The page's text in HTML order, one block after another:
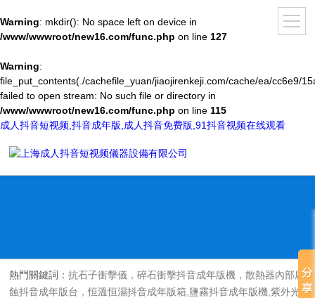
Warning: mkdir(): No space left on device in
/www/wwwroot/new16.com/func.php on line 127
Warning:
file_put_contents(./cachefile_yuan/jiaojirenkeji.com/cache/ea/cc6e9/
failed to open stream: No such file or directory in
/www/wwwroot/new16.com/func.php on line 115
成人抖音短视频,抖音成年版,成人抖音免费版,91抖音视频在线观看
熱門關鍵詞：抗石子衝擊儀，碎石衝擊抖音成年版機，散熱器內部腐
蝕抖音成年版台，恒溫恒濕抖音成年版箱,鹽霧抖音成年版機,紫外光